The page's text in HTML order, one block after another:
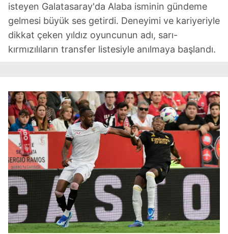
isteyen Galatasaray'da Alaba isminin gündeme
gelmesi büyük ses getirdi. Deneyimi ve kariyeriyle
dikkat çeken yıldız oyuncunun adı, sarı-
kırmızılıların transfer listesiyle anılmaya başlandı.